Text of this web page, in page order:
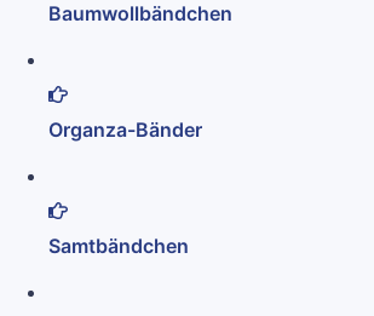
Baumwollbändchen
Organza-Bänder
Samtbändchen